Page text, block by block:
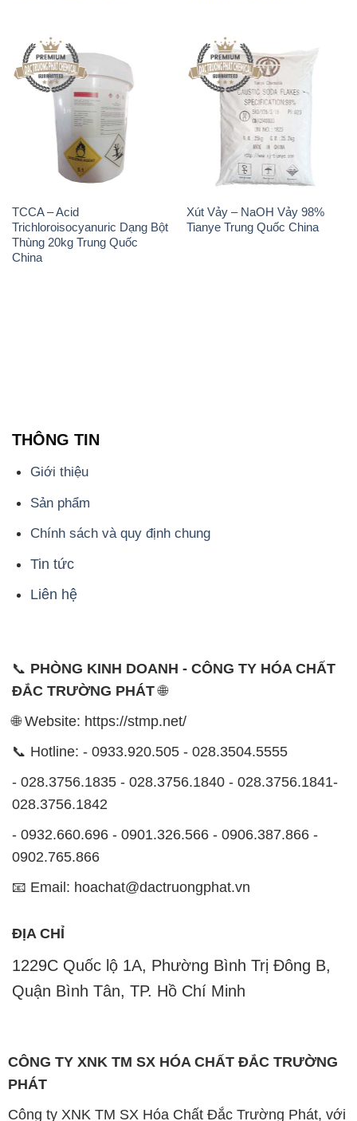
TCCA – Acid
Trichloroisocyanuric Dạng Bột
Thùng 20kg Trung Quốc
China
Xút Vảy – NaOH Vảy 98%
Tianye Trung Quốc China
THÔNG TIN
Giới thiệu
Sản phẩm
Chính sách và quy định chung
Tin tức
Liên hệ
📞 PHÒNG KINH DOANH - CÔNG TY HÓA CHẤT
ĐẮC TRƯỜNG PHÁT🌐
🌐 Website: https://stmp.net/
📞 Hotline: - 0933.920.505 - 028.3504.5555
- 028.3756.1835 - 028.3756.1840 - 028.3756.1841-
028.3756.1842
- 0932.660.696 - 0901.326.566 - 0906.387.866 -
0902.765.866
📧 Email: hoachat@dactruongphat.vn
ĐỊA CHỈ
1229C Quốc lộ 1A, Phường Bình Trị Đông B,
Quận Bình Tân, TP. Hồ Chí Minh
CÔNG TY XNK TM SX HÓA CHẤT ĐẮC TRƯỜNG
PHÁT
Công ty XNK TM SX Hóa Chất Đắc Trường Phát, với